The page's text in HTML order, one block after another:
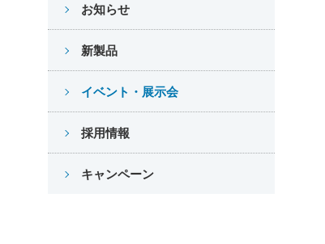
お知らせ
新製品
イベント・展示会
採用情報
キャンペーン